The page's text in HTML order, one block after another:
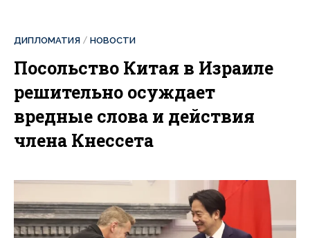
ДИПЛОМАТИЯ НОВОСТИ
Посольство Китая в Израиле
решительно осуждает
вредные слова и действия
члена Кнессета